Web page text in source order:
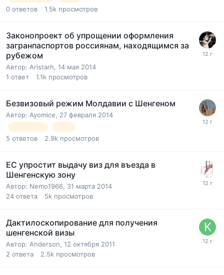
0 ответов 1.5k просмотров
Законопроект об упрощении оформления
загранпаспортов россиянам, находящимся за
рубежом
Автор: Aristarh, 14 мая 2014
1 ответ 1.1k просмотров
Безвизовый режим Молдавии с Шенгеном
Автор: Ayomice, 27 февраля 2014
5 ответов 2.9k просмотров
ЕС упростит выдачу виз для въезда в
Шенгенскую зону
Автор: Nemo1966, 31 марта 2014
24 ответа 5k просмотров
Дактилоскопирование для получения
шенгенской визы
Автор: Anderson, 12 октября 2011
2 ответа 2.5k просмотров